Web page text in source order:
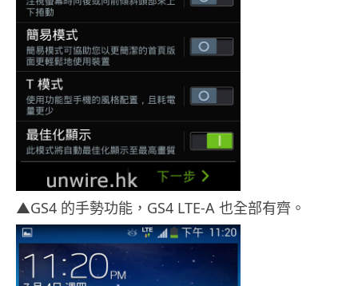
▲GS4 的手勢功能，GS4 LTE-A 也全部有齊。